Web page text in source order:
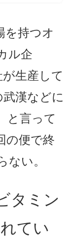
を持つオ
ル企
生産して
漢などに
と言って
の便で終
ない。
タミン
てい